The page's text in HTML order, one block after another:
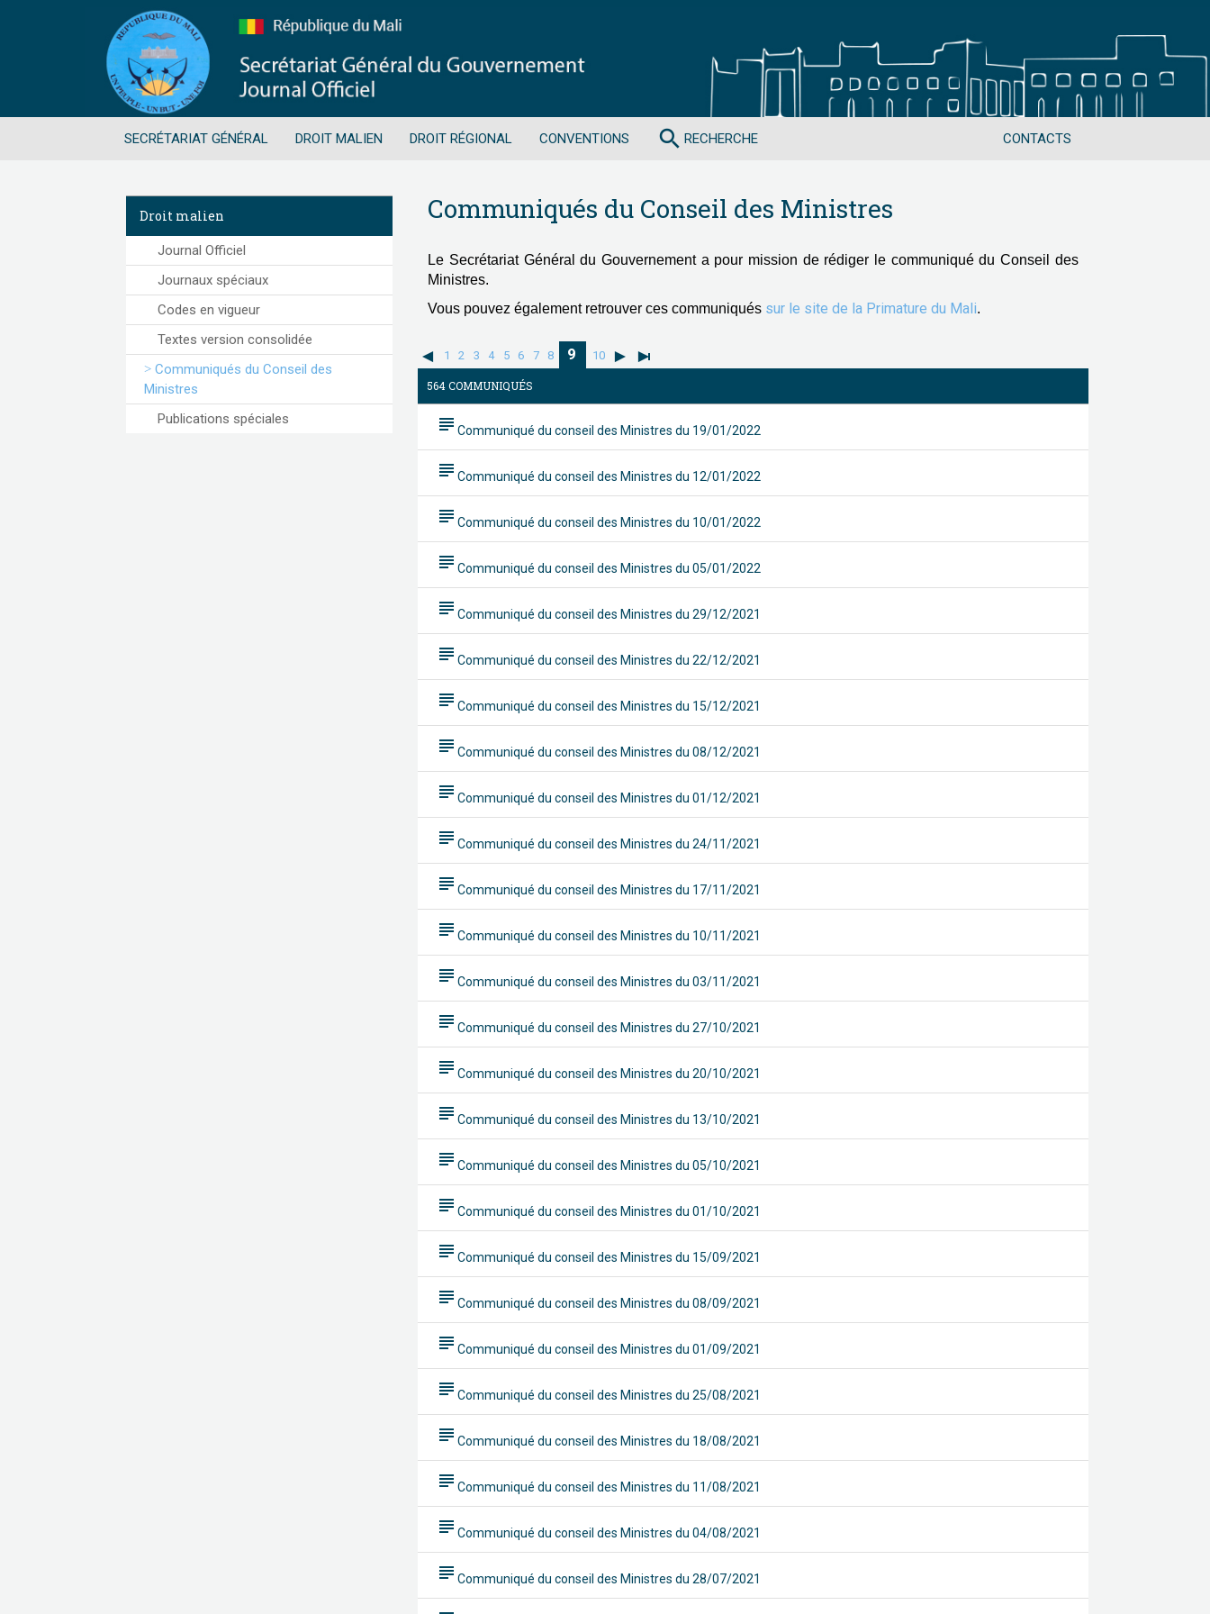
SECRÉTARIAT GÉNÉRAL DROIT MALIEN DROIT RÉGIONAL CONVENTIONS CONTACTS
search RECHERCHE
Droit malien
Journal Officiel
Journaux spéciaux
Codes en vigueur
Textes version consolidée
Communiqués du Conseil des
Ministres
Publications spéciales
Communiqués du Conseil des Ministres
Le Secrétariat Général du Gouvernement a pour mission de rédiger le communiqué du Conseil des
Ministres.
Vous pouvez également retrouver ces communiqués sur le site de la Primature du Mali.
1 2 3 4 5 6 7 8 9 10
564 COMMUNIQUÉS
subject Communiqué du conseil des Ministres du 19/01/2022
subject Communiqué du conseil des Ministres du 12/01/2022
subject Communiqué du conseil des Ministres du 10/01/2022
subject Communiqué du conseil des Ministres du 05/01/2022
subject Communiqué du conseil des Ministres du 29/12/2021
subject Communiqué du conseil des Ministres du 22/12/2021
subject Communiqué du conseil des Ministres du 15/12/2021
subject Communiqué du conseil des Ministres du 08/12/2021
subject Communiqué du conseil des Ministres du 01/12/2021
subject Communiqué du conseil des Ministres du 24/11/2021
subject Communiqué du conseil des Ministres du 17/11/2021
subject Communiqué du conseil des Ministres du 10/11/2021
subject Communiqué du conseil des Ministres du 03/11/2021
subject Communiqué du conseil des Ministres du 27/10/2021
subject Communiqué du conseil des Ministres du 20/10/2021
subject Communiqué du conseil des Ministres du 13/10/2021
subject Communiqué du conseil des Ministres du 05/10/2021
subject Communiqué du conseil des Ministres du 01/10/2021
subject Communiqué du conseil des Ministres du 15/09/2021
subject Communiqué du conseil des Ministres du 08/09/2021
subject Communiqué du conseil des Ministres du 01/09/2021
subject Communiqué du conseil des Ministres du 25/08/2021
subject Communiqué du conseil des Ministres du 18/08/2021
subject Communiqué du conseil des Ministres du 11/08/2021
subject Communiqué du conseil des Ministres du 04/08/2021
subject Communiqué du conseil des Ministres du 28/07/2021